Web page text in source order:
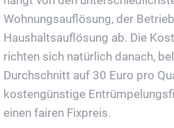
Wohnungsauflösung, der
Haushaltsauflösung ab. Die
richten sich natürlich danach,
Durchschnitt auf 30 Euro pro
kostengünstige
einen fairen Fixpreis.